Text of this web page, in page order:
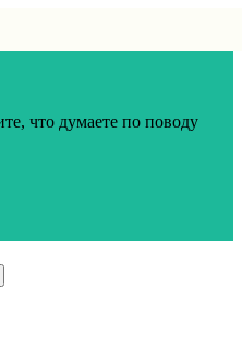
что думаете по поводу